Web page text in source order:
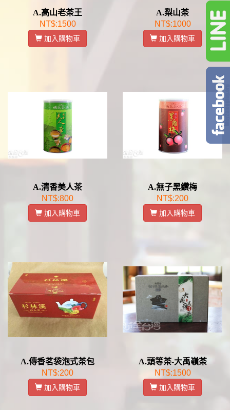
A.高山老茶王
NT$:1500
加入購物車
A.梨山茶
NT$:1000
加入購物車
A.清香美人茶
NT$:800
加入購物車
A.無子黑鑽梅
NT$:200
加入購物車
A.傳香茗袋泡式茶包
NT$:200
加入購物車
A.頭等茶-大禹嶺茶
NT$:1500
加入購物車